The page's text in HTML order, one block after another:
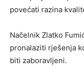
povećati razina
Načelnik Zlatko
pronalaziti rješenja
biti zaboravljeni.